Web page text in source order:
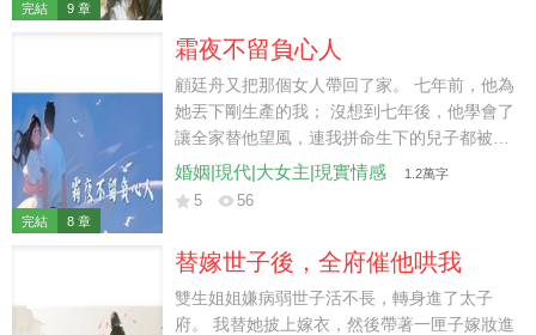
完結 9 章
衣。偏有個昔日同窗故意撞翻燈架，火苗順著
燈油躥上來，小世子僵在原地，連哭都忘了。
顧承野趕到時，抱起兒子，冷聲吩咐管家：
「西市今日餘下的義賣燈，侯府全數買下。至
于推倒燈架的人，帶去巡城司，我顧承野的兒
子，他也敢動？」
完結 8 章
霜夜不留負心人
顧廷舟又把那個女人帶回了家。 七年前，他為
她丟下剛生產的我； 沒想到七年後，他學會了
讓全家替他望風，連我拼命生下的兒子都被教
會了撒謊。 兒子抱著我的腿，生硬地喊「媽媽
我想你」，急著把我往門外拽。 我推開門，看
給律師打電話：「帶著離婚協議和證據保全的
人過來。今晚，一個都別想走。」
婚姻|現代|大女主|現實情感 1.2萬字
5 56
替嫁世子後，全府催他哄我
雙生姐姐嫌病弱世子活不長，轉身進了太子
府。 我替她披上嫁衣，然後帶著一匣子嫁妝進